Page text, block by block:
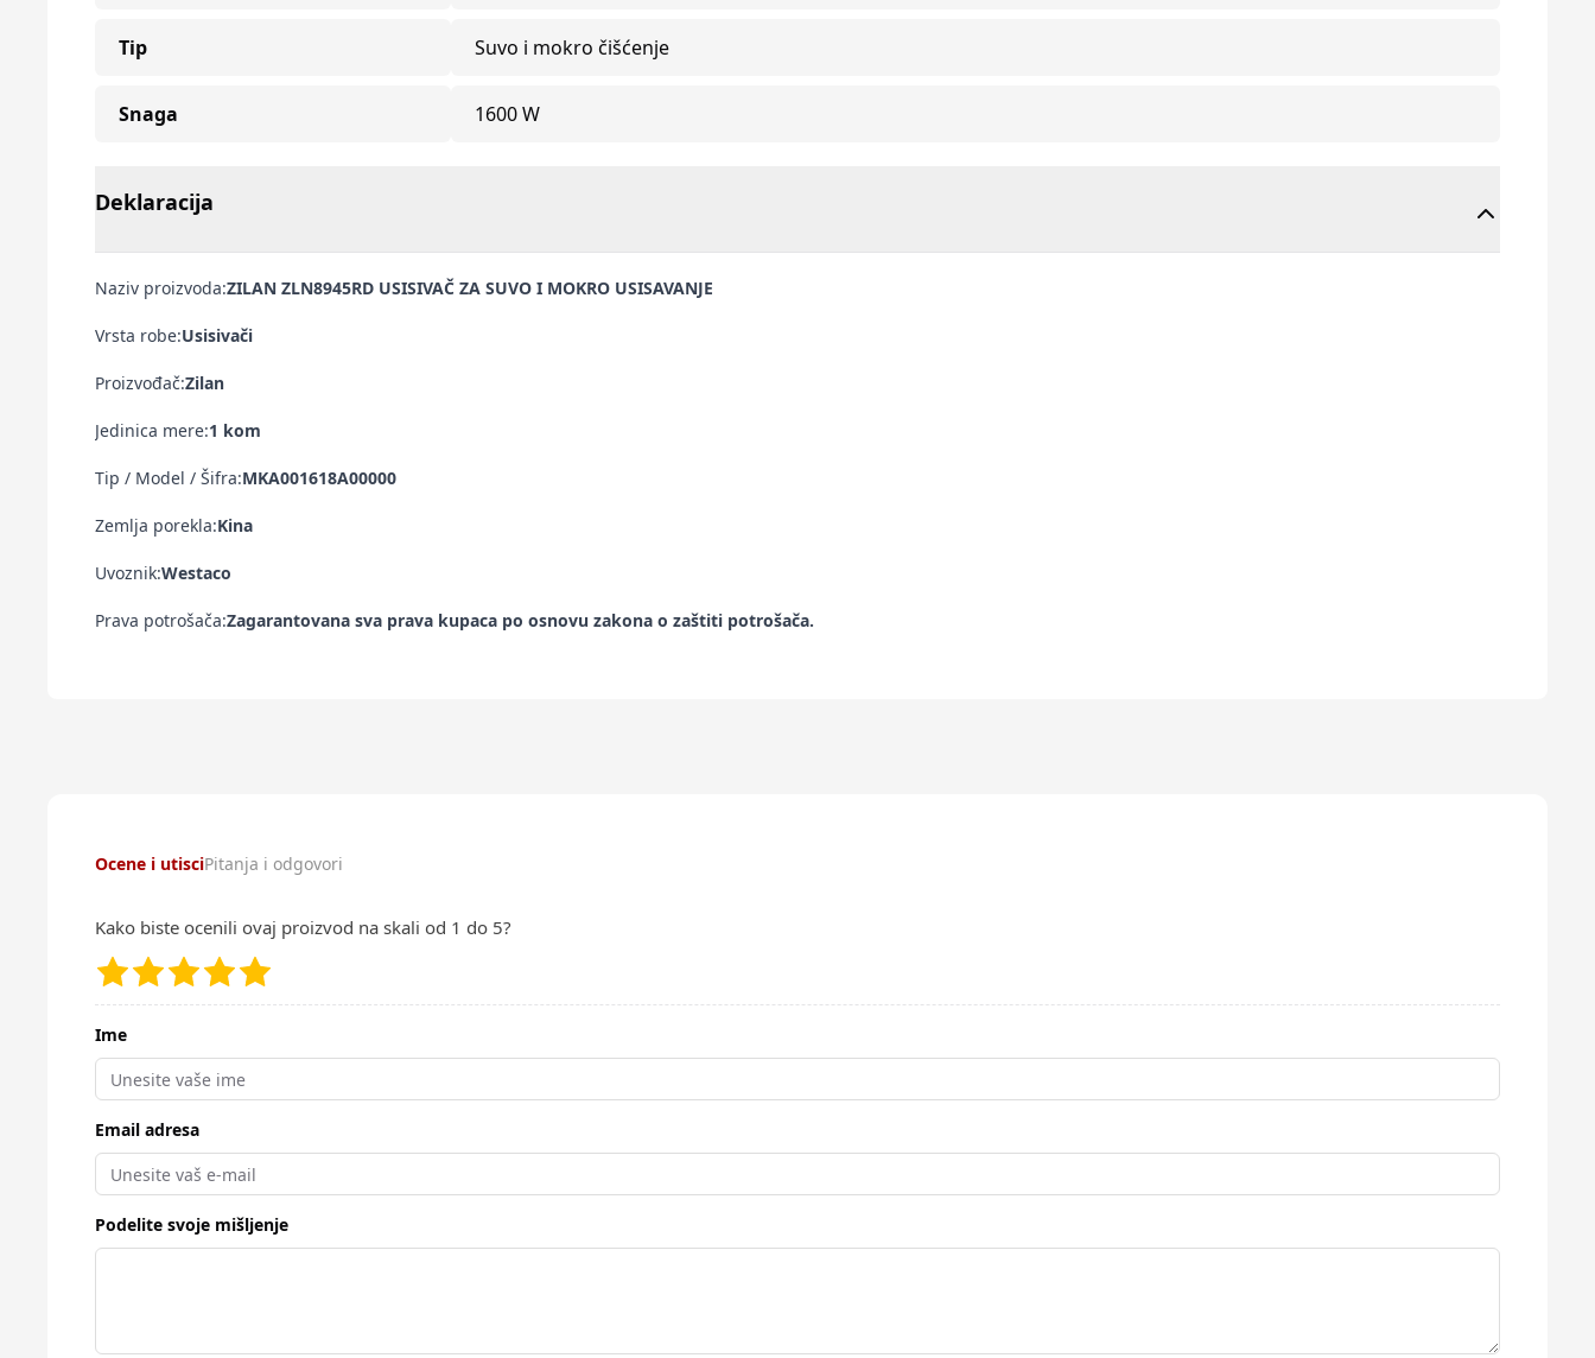
Tip Suvo i mokro čišćenje
Snaga 1600 W
Deklaracija
Naziv proizvoda:ZILAN ZLN8945RD USISIVAČ ZA SUVO I MOKRO USISAVANJE
Vrsta robe:Usisivači
Proizvođač:Zilan
Jedinica mere:1 kom
Tip / Model / Šifra:MKA001618A00000
Zemlja porekla:Kina
Uvoznik:Westaco
Prava potrošača:Zagarantovana sva prava kupaca po osnovu zakona o zaštiti potrošača.
Ocene i utisciPitanja i odgovori
Kako biste ocenili ovaj proizvod na skali od 1 do 5?
Ime
Email adresa
Podelite svoje mišljenje